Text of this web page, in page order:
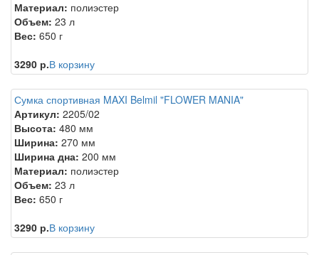
Материал: полиэстер
Объем: 23 л
Вес: 650 г
3290 р.В корзину
Сумка спортивная MAXI Belmil "FLOWER MANIA"
Артикул: 2205/02
Высота: 480 мм
Ширина: 270 мм
Ширина дна: 200 мм
Материал: полиэстер
Объем: 23 л
Вес: 650 г
3290 р.В корзину